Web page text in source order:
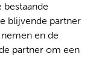
blijvende partner
en de
partner om een